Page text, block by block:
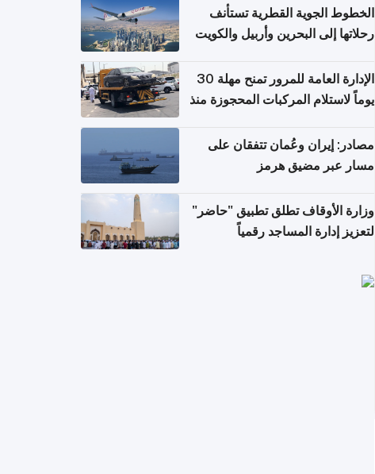
الخطوط الجوية القطرية تستأنف
رحلاتها إلى البحرين وأربيل والكويت
الإدارة العامة للمرور تمنح مهلة 30
يوماً لاستلام المركبات المحجوزة منذ
مصادر: إيران وعُمان تتفقان على
مسار عبر مضيق هرمز
وزارة الأوقاف تطلق تطبيق "حاضر"
لتعزيز إدارة المساجد رقمياً